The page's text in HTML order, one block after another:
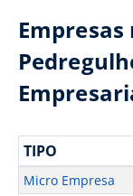
TIPO
Micro Empresa